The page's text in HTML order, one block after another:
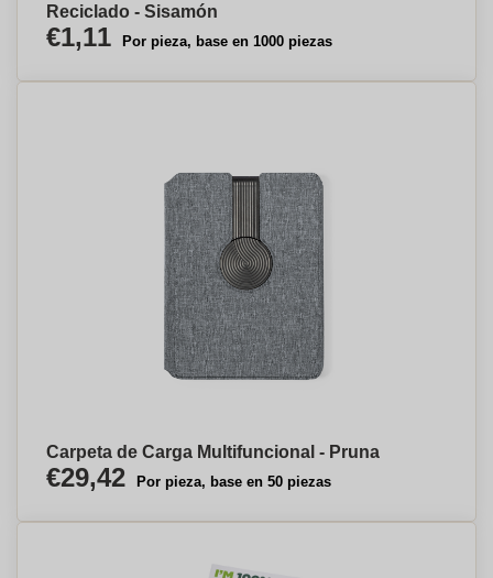
Reciclado - Sisamón
€1,11 Por pieza, base en 1000 piezas
Carpeta de Carga Multifuncional - Pruna
€29,42 Por pieza, base en 50 piezas